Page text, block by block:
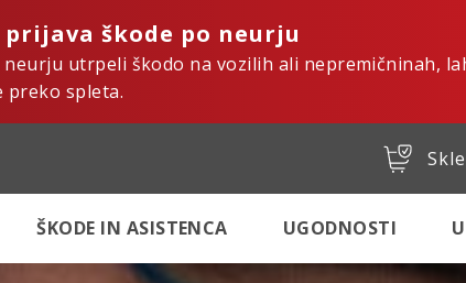
škode po neurju
neurju utrpeli škodo na vozilih ali nepremičninah,
preko spleta.
ŠKODE IN ASISTENCA UGODNOSTI